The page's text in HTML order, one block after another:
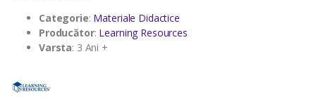
u
s
Categorie: Materiale Didactice
Producător: Learning Resources
Varsta: 3 Ani +